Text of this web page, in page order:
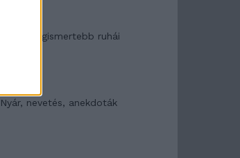
A világ legismertebb ruhái
Nyár, nevetés, anekdoták